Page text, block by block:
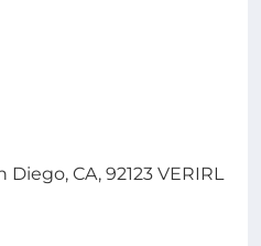
CA, 92123 VERIRL